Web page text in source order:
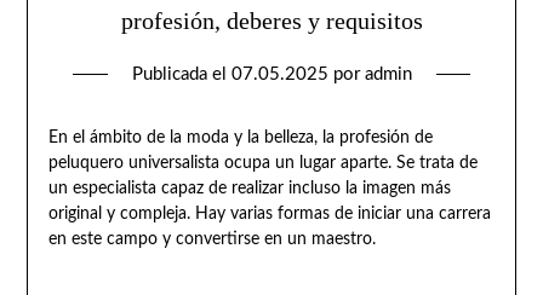
profesión, deberes y requisitos
Publicada el 07.05.2025 por admin
En el ámbito de la moda y la belleza, la profesión de
peluquero universalista ocupa un lugar aparte. Se trata de
un especialista capaz de realizar incluso la imagen más
original y compleja. Hay varias formas de iniciar una carrera
en este campo y convertirse en un maestro.